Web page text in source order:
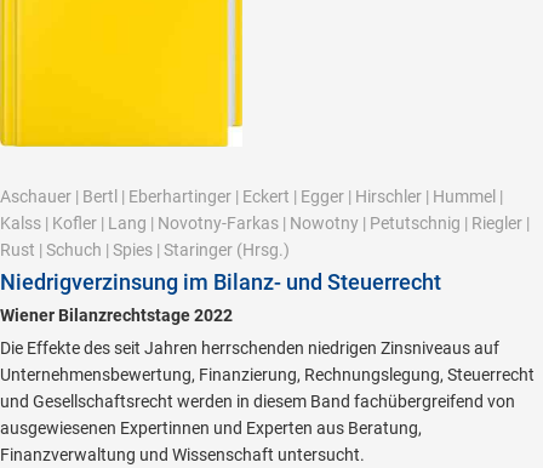
Aschauer | Bertl | Eberhartinger | Eckert | Egger | Hirschler | Hummel |
Kalss | Kofler | Lang | Novotny-Farkas | Nowotny | Petutschnig | Riegler |
Rust | Schuch | Spies | Staringer (Hrsg.)
Niedrigverzinsung im Bilanz- und Steuerrecht
Wiener Bilanzrechtstage 2022
Die Effekte des seit Jahren herrschenden niedrigen Zinsniveaus auf
Unternehmensbewertung, Finanzierung, Rechnungslegung, Steuerrecht
und Gesellschaftsrecht werden in diesem Band fachübergreifend von
ausgewiesenen Expertinnen und Experten aus Beratung,
Finanzverwaltung und Wissenschaft untersucht.